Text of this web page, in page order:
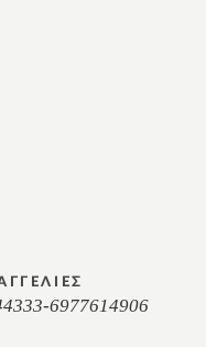
6977614906